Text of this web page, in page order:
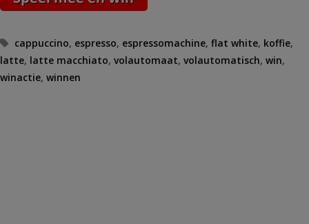
Tags
cappuccino, espresso, espressomachine,flat white, koffie,
latte, latte macchiato, volautomaat, volautomatisch, win,
winactie, winnen